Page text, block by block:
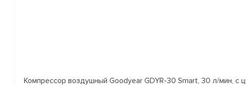
Компрессор воздушный Goodyear GDYR-30 Smart, 30 л/мин,